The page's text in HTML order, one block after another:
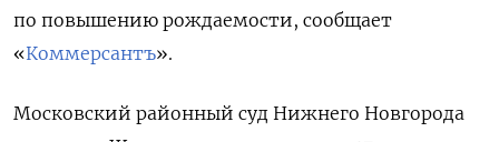
по повышению рождаемости, сообщает
«Коммерсантъ».
Московский районный суд Нижнего Новгорода